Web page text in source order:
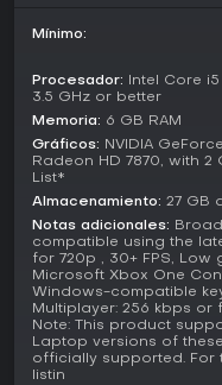
Las opciones
y estrategias de forma
enfrenta a jugadores
tensión añadida por
modos se integran en
carga, reforzando la
Mechanics and Tools
Las mecánicas clave
se ramifica en áreas
de gadgets.
drones amplían las
mediante el progreso.
a grupos ligados a
El juego también
Mínimo:
Procesador: Intel Core i5
3.5 GHz or better
Memoria: 6 GB RAM
Gráficos: NVIDIA
Radeon HD 7870, with
List*
Almacenamiento: 27 GB
Notas adicionales:
compatible using the
for 720p , 30+ FPS,
Microsoft Xbox One
Windows-compatible
Multiplayer: 256 kbps
Note: This product
Laptop versions of
officially supported. For
listin